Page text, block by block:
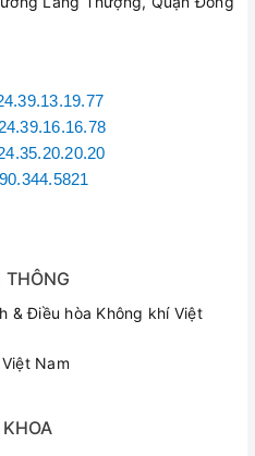
THÔNG
& Điều hòa Không khí Việt
Nam